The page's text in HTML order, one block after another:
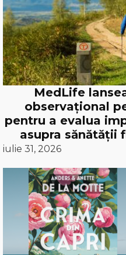
MedLife
observațional
pentru a evalua
asupra sănătății
iulie 31, 2026